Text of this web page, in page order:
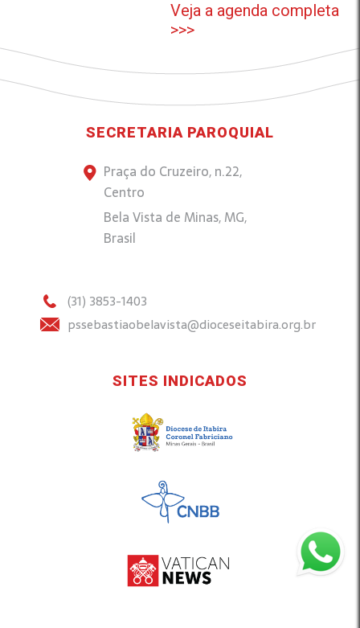
Veja a agenda completa
>>>
SECRETARIA PAROQUIAL
Praça do Cruzeiro, n.22,
Centro
Bela Vista de Minas, MG,
Brasil
(31) 3853-1403
pssebastiaobelavista@dioceseitabira.org.br
SITES INDICADOS